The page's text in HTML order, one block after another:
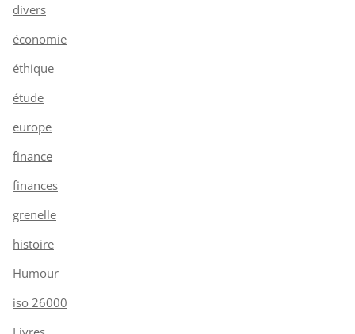
divers
économie
éthique
étude
europe
finance
finances
grenelle
histoire
Humour
iso 26000